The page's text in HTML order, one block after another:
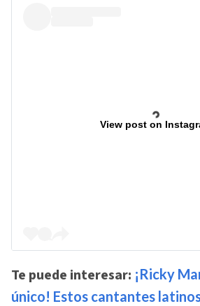
View post on
Te puede interesar: ¡Ricky
único! Estos cantantes